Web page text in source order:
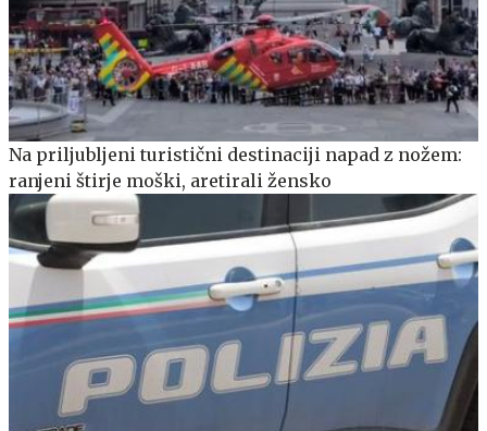
Na priljubljeni turistični destinaciji napad z nožem:
ranjeni štirje moški, aretirali žensko